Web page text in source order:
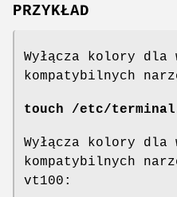
PRZYKŁAD
Wyłącza kolory dla
kompatybilnych
touch /etc/
Wyłącza kolory dla
kompatybilnych
vt100: